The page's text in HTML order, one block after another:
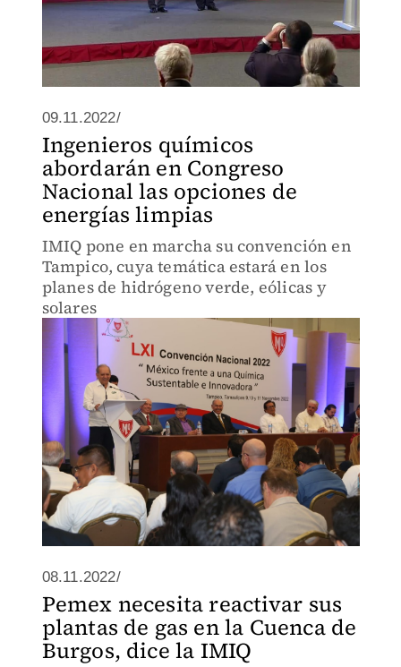
09.11.2022/
Ingenieros químicos
abordarán en Congreso
Nacional las opciones de
energías limpias
IMIQ pone en marcha su convención en
Tampico, cuya temática estará en los
planes de hidrógeno verde, eólicas y
solares
08.11.2022/
Pemex necesita reactivar sus
plantas de gas en la Cuenca de
Burgos, dice la IMIQ